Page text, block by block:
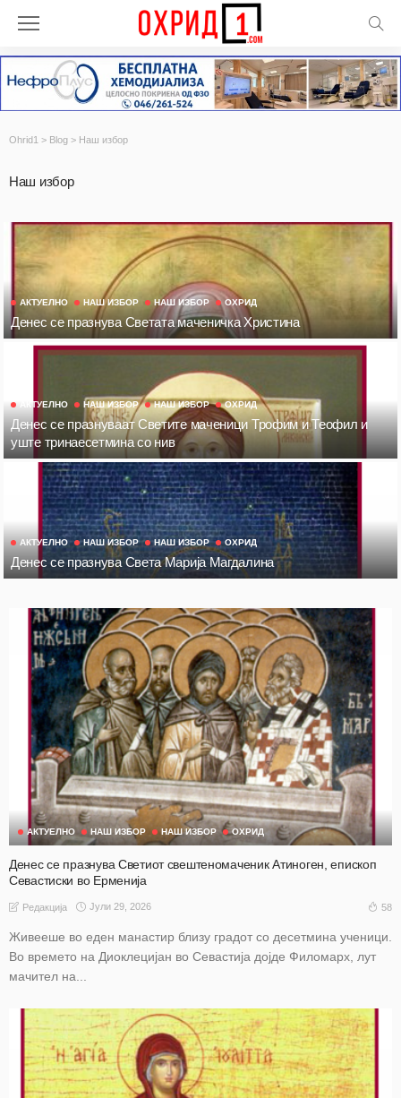
Ohrid1 > Blog > Наш избор
Наш избор
АКТУЕЛНО НАШ ИЗБОР НАШ ИЗБОР ОХРИД
Денес се празнува Светата маченичка Христина
АКТУЕЛНО НАШ ИЗБОР НАШ ИЗБОР ОХРИД
Денес се празнуваат Светите маченици Трофим и Теофил и
уште тринаесетмина со нив
АКТУЕЛНО НАШ ИЗБОР НАШ ИЗБОР ОХРИД
Денес се празнува Света Марија Магдалина
АКТУЕЛНО НАШ ИЗБОР НАШ ИЗБОР ОХРИД
Денес се празнува Светиот свештеномаченик Атиноген, епископ
Севастиски во Ерменија
Редакција Јули 29, 2026 58
Живееше во еден манастир близу градот со десетмина ученици.
Во времето на Диоклецијан во Севастија дојде Филомарх, лут
мачител на...